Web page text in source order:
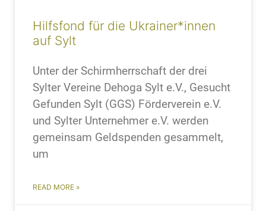
Hilfsfond für die Ukrainer*innen
auf Sylt
Unter der Schirmherrschaft der drei
Sylter Vereine Dehoga Sylt e.V., Gesucht
Gefunden Sylt (GGS) Förderverein e.V.
und Sylter Unternehmer e.V. werden
gemeinsam Geldspenden gesammelt,
um
READ MORE »